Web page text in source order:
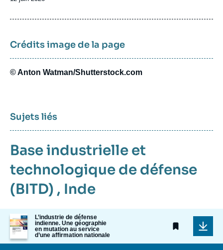
publication
Crédits image de la page
© Anton Watman/Shutterstock.com
Sujets liés
Base industrielle et
technologique de défense
(BITD) , Inde
Image
de
couverture
de
L’industrie de défense
indienne. Une géographie
en mutation au service
d’une affirmation nationale